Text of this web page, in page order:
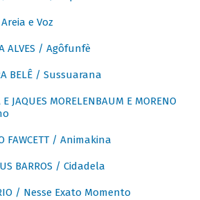
e Voz
ALVES / Agôfunfè
BELÊ / Sussuarana
E JAQUES MORELENBAUM E MORENO
FAWCETT / Animakina
BARROS / Cidadela
/ Nesse Exato Momento